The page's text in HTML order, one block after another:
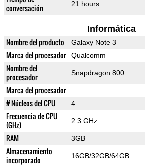
conversación
21 hours
Informática
Nombre del producto Galaxy Note 3
Marca del procesador Qualcomm
Nombre del
procesador
Snapdragon 800
Marca del procesador
# Núcleos del CPU 4
Frecuencia de CPU
(GHz)
2.3 GHz
RAM 3GB
Almacenamiento
incorporado
16GB/32GB/64GB